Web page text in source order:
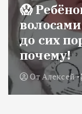
😱
до сих
почему!
ОтАлексей